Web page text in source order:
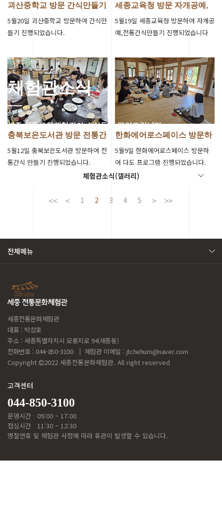
체험관소식
세종 전통문화체험관의 소식들을 알려드립니다.
체험관소식(갤러리)
괴산중학교 방문 간식만들기
5월20일 괴산중학교 방문하여 간식만
들기 진행되었습니다.
세종교육청 방문 자개공예,
5월19일 세종교육청 방문하여 자개공
예,전통간식만들기 진행되었습니다
충북보은도서관 방문 전통간
5월12일 충북보은도서관 방문하여 전
통간식 만들기 진행되었습니다.
한화에어로스페이스 방문하
5월9일 한화에어로스페이스 방문하
여 다도 프로그램 진행되었습니다.
1 2 3 4 5
전체메뉴
세종전통문화체험관
대표 : 박상호
주소 : 세종특별자치시 모롱지로 94(세종동)
전화번호 : 044-850-3100
체험관 이메일 : jtchehum@naver.com
Copyright
2022 세종전통문화체험관. All right reserved
고객센터
044-850-3100
운영시간
09:00 ~ 17:00
점심시간
11:30 ~ 12:30
명절연휴 및 체험관 사정에 따라 휴관이 발생할 수 있습니다.